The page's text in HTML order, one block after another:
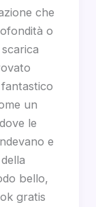
che
o
un
le
e
bello,
gratis